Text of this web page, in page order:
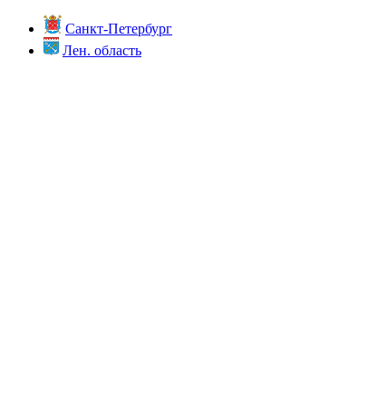
Санкт-Петербург
Лен. область